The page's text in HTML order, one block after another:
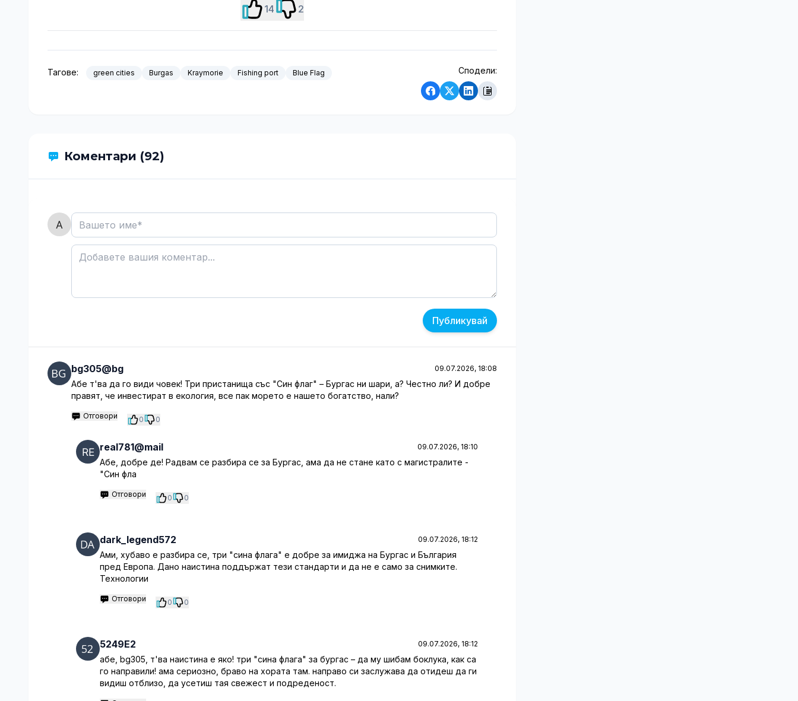
14 2
Тагове: green cities Burgas Kraymorie Fishing port Blue Flag Сподели:
Коментари (92)
Публикувай
bg305@bg 09.07.2026, 18:08
Абе т'ва да го види човек! Три пристанища със "Син флаг" – Бургас ни шари, а? Честно ли? И добре
правят, че инвестират в екология, все пак морето е нашето богатство, нали?
Отговори 0 0
real781@mail 09.07.2026, 18:10
Абе, добре де! Радвам се разбира се за Бургас, ама да не стане като с магистралите -
"Син фла
Отговори 0 0
dark_legend572 09.07.2026, 18:12
Ами, хубаво е разбира се, три "сина флага" е добре за имиджа на Бургас и България
пред Европа. Дано наистина поддържат тези стандарти и да не е само за снимките.
Технологии
Отговори 0 0
5249E2 09.07.2026, 18:12
абе, bg305, т'ва наистина е яко! три "сина флага" за бургас – да му шибам боклука, как са
го направили! ама сериозно, браво на хората там. направо си заслужава да отидеш да ги
видиш отблизо, да усетиш тая свежест и подреденост.